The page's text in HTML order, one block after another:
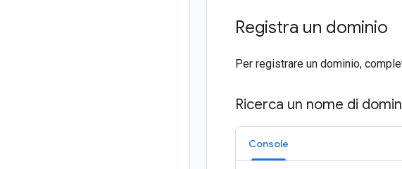
Registra un dominio
Per registrare un dominio,
Ricerca un nome di
Console